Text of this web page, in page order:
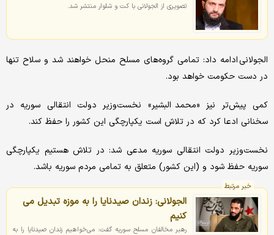
تصویری از الجولانی با کت و شلوار منتشر شد.
الجولانی ادامه داد: تمامی گروه‌های مسلح منحل خواهند شد و سلاح تنها
در دست حکومت خواهد بود.
کمی پیش‌تر نیز «محمد البشیر» نخست‌وزیر دولت انتقالی سوریه در
سخنانی ادعا کرد که در تلاش است یکپارچگی این کشور را حفظ کند.
نخست‌وزیر دولت انتقالی سوریه مدعی شد: در تلاش هستیم یکپارچگی
سوریه حفظ شود و (این کشور) متعلق به تمامی مردم سوریه باشد.
خبر مرتبط
الجولانی: زندان صیدنایا را به موزه تبدیل می
کنیم
رهبر مخالفان مسلح سوریه گفت: می‌خواهیم زندان صیدنایا را به